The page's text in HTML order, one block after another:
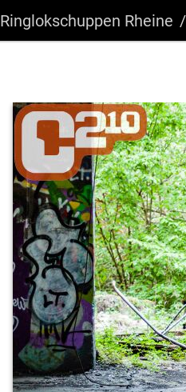
Ringlokschuppen Rheine